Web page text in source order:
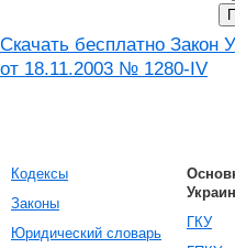
Скачать бесплатно Закон
от 18.11.2003 № 1280-IV
Кодексы
Законы
Юридический словарь
ГКУ